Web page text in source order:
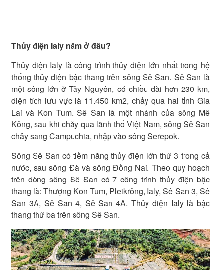
Thủy điện Ialy nằm ở đâu?
Thủy điện Ialy là công trình thủy điện lớn nhất trong hệ
thống thủy điện bậc thang trên sông Sê San. Sê San là
một sông lớn ở Tây Nguyên, có chiều dài hơn 230 km,
diện tích lưu vực là 11.450 km2, chảy qua hai tỉnh Gia
Lai và Kon Tum. Sê San là một nhánh của sông Mê
Kông, sau khi chảy qua lãnh thổ Việt Nam, sông Sê San
chảy sang Campuchia, nhập vào sông Serepok.
Sông Sê San có tiềm năng thủy điện lớn thứ 3 trong cả
nước, sau sông Đà và sông Đồng Nai. Theo quy hoạch
trên dòng sông Sê San có 7 công trình thủy điện bậc
thang là: Thượng Kon Tum, Pleikrông, Ialy, Sê San 3, Sê
San 3A, Sê San 4, Sê San 4A. Thủy điện Ialy là bậc
thang thứ ba trên sông Sê San.